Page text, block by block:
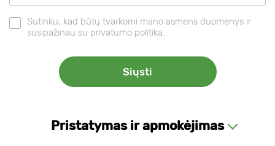
Sutinku, kad būtų tvarkomi mano asmens duomenys ir
susipažinau su privatumo politika.
Pristatymas ir apmokėjimas